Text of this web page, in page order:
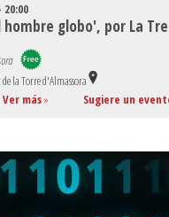
20:00
hombre globo', por La
la Torre d'Almassora
Ver más» Sugiere un